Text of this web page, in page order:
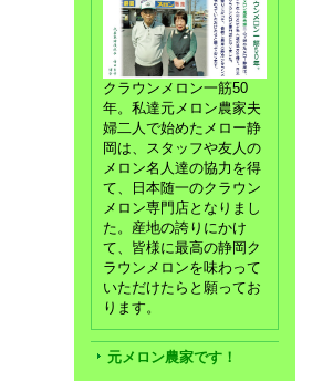
クラウンメロン一筋50
年。私達元メロン農家夫
婦二人で始めたメロー静
岡は、スタッフや友人の
メロン名人達の協力を得
て、日本随一のクラウン
メロン専門店となりまし
た。産地の誇りにかけ
て、皆様に最高の静岡ク
ラウンメロンを味わって
いただけたらと願ってお
ります。
元メロン農家です！